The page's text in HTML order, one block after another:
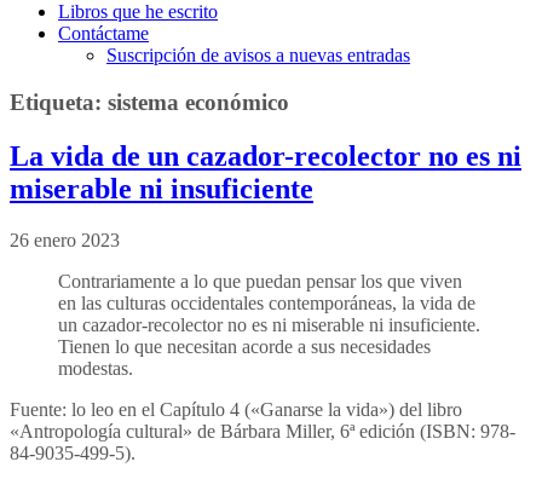
Libros que he escrito
Contáctame
Suscripción de avisos a nuevas entradas
Etiqueta: sistema económico
La vida de un cazador-recolector no es ni
miserable ni insuficiente
26 enero 2023
Contrariamente a lo que puedan pensar los que viven
en las culturas occidentales contemporáneas, la vida de
un cazador-recolector no es ni miserable ni insuficiente.
Tienen lo que necesitan acorde a sus necesidades
modestas.
Fuente: lo leo en el Capítulo 4 («Ganarse la vida») del libro
«Antropología cultural» de Bárbara Miller, 6ª edición (ISBN: 978-
84-9035-499-5).